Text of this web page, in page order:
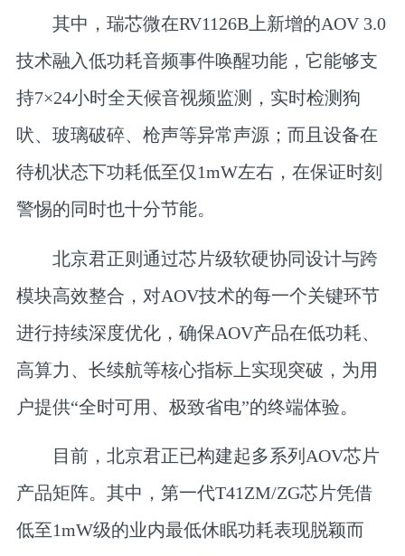
其中，瑞芯微在RV1126B上新增的AOV 3.0
技术融入低功耗音频事件唤醒功能，它能够支
持7×24小时全天候音视频监测，实时检测狗
吠、玻璃破碎、枪声等异常声源；而且设备在
待机状态下功耗低至仅1mW左右，在保证时刻
警惕的同时也十分节能。
北京君正则通过芯片级软硬协同设计与跨
模块高效整合，对AOV技术的每一个关键环节
进行持续深度优化，确保AOV产品在低功耗、
高算力、长续航等核心指标上实现突破，为用
户提供“全时可用、极致省电”的终端体验。
目前，北京君正已构建起多系列AOV芯片
产品矩阵。其中，第一代T41ZM/ZG芯片凭借
低至1mW级的业内最低休眠功耗表现脱颖而